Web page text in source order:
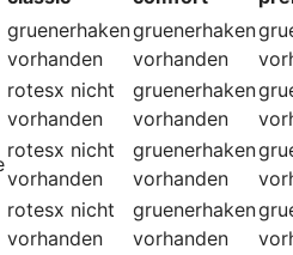
gruenerhaken
vorhanden
gruenerhaken
vorhanden
rotesx nicht
vorhanden
gruenerhaken
vorhanden
rotesx nicht
vorhanden
gruenerhaken
vorhanden
rotesx nicht
vorhanden
gruenerhaken
vorhanden